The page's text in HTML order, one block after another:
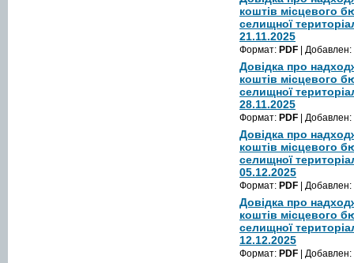
коштів місцевого
селищної
21.11.2025
Формат: PDF | Добавлен:
Довідка про
коштів місцевого
селищної
28.11.2025
Формат: PDF | Добавлен:
Довідка про
коштів місцевого
селищної
05.12.2025
Формат: PDF | Добавлен:
Довідка про
коштів місцевого
селищної
12.12.2025
Формат: PDF | Добавлен: